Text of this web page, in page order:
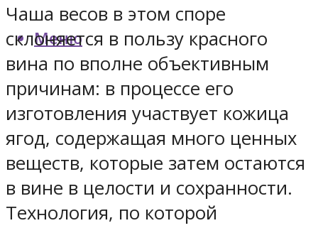
Меню
Чаша весов в этом споре
склоняется в пользу красного
вина по вполне объективным
причинам: в процессе его
изготовления участвует кожица
ягод, содержащая много ценных
веществ, которые затем остаются
в вине в целости и сохранности.
Технология, по которой